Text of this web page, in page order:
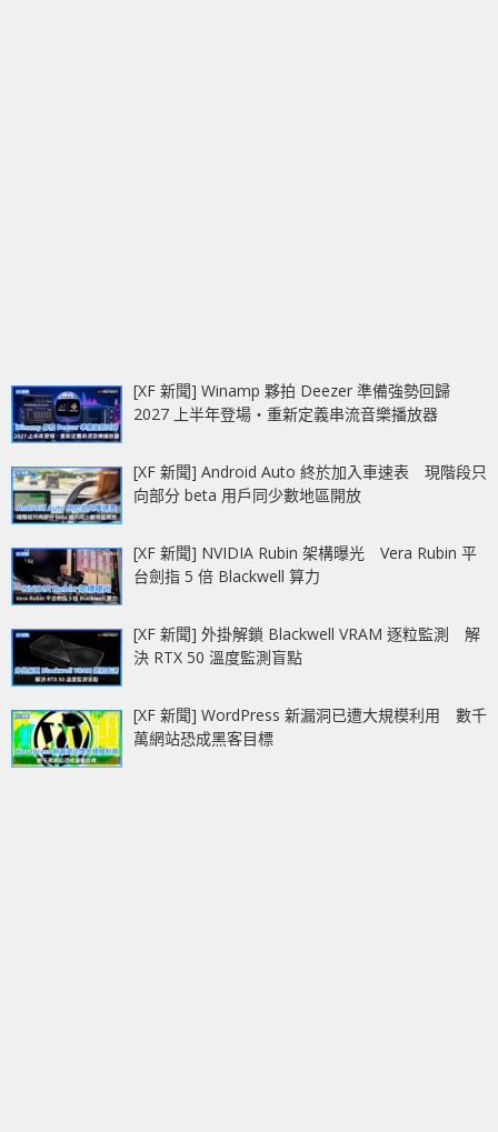
[XF 新聞] Winamp 夥拍 Deezer 準備強勢回歸
2027 上半年登場‧重新定義串流音樂播放器
[XF 新聞] Android Auto 終於加入車速表 現階段只
向部分 beta 用戶同少數地區開放
[XF 新聞] NVIDIA Rubin 架構曝光 Vera Rubin 平
台劍指 5 倍 Blackwell 算力
[XF 新聞] 外掛解鎖 Blackwell VRAM 逐粒監測 解
決 RTX 50 溫度監測盲點
[XF 新聞] WordPress 新漏洞已遭大規模利用 數千
萬網站恐成黑客目標